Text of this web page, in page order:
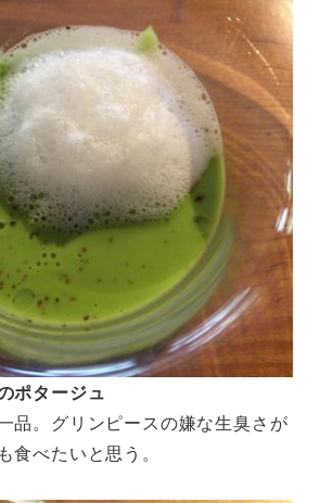
ポタージュ
品。グリンピースの嫌な生臭さが
食べたいと思う。